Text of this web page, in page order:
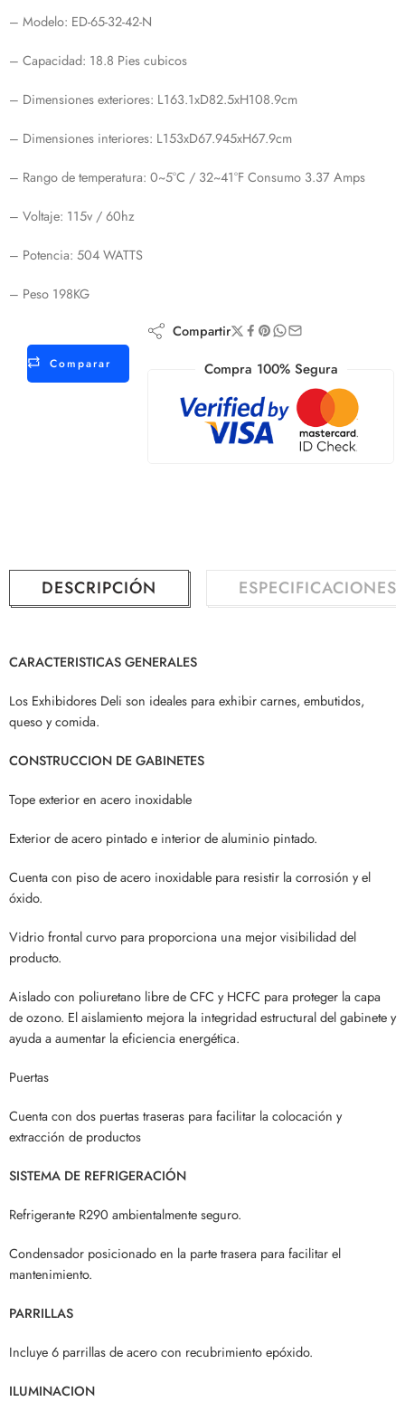
– Modelo: ED-65-32-42-N
– Capacidad: 18.8 Pies cubicos
– Dimensiones exteriores: L163.1xD82.5xH108.9cm
– Dimensiones interiores: L153xD67.945xH67.9cm
– Rango de temperatura: 0~5°C / 32~41°F Consumo 3.37 Amps
– Voltaje: 115v / 60hz
– Potencia: 504 WATTS
– Peso 198KG
Comparar
Compartir
Compra 100% Segura
DESCRIPCIÓN ESPECIFICACIONES
CARACTERISTICAS GENERALES
Los Exhibidores Deli son ideales para exhibir carnes, embutidos,
queso y comida.
CONSTRUCCION DE GABINETES
Tope exterior en acero inoxidable
Exterior de acero pintado e interior de aluminio pintado.
Cuenta con piso de acero inoxidable para resistir la corrosión y el
óxido.
Vidrio frontal curvo para proporciona una mejor visibilidad del
producto.
Aislado con poliuretano libre de CFC y HCFC para proteger la capa
de ozono. El aislamiento mejora la integridad estructural del gabinete y
ayuda a aumentar la eficiencia energética.
Puertas
Cuenta con dos puertas traseras para facilitar la colocación y
extracción de productos
SISTEMA DE REFRIGERACIÓN
Refrigerante R290 ambientalmente seguro.
Condensador posicionado en la parte trasera para facilitar el
mantenimiento.
PARRILLAS
Incluye 6 parrillas de acero con recubrimiento epóxido.
ILUMINACION